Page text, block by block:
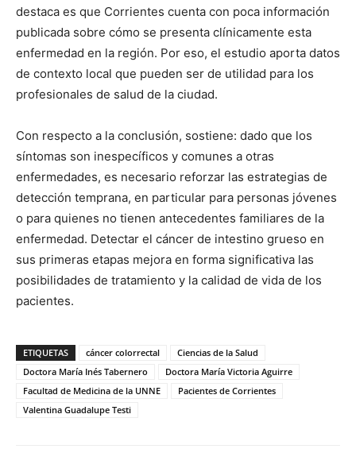
destaca es que Corrientes cuenta con poca información
publicada sobre cómo se presenta clínicamente esta
enfermedad en la región. Por eso, el estudio aporta datos
de contexto local que pueden ser de utilidad para los
profesionales de salud de la ciudad.
Con respecto a la conclusión, sostiene: dado que los
síntomas son inespecíficos y comunes a otras
enfermedades, es necesario reforzar las estrategias de
detección temprana, en particular para personas jóvenes
o para quienes no tienen antecedentes familiares de la
enfermedad. Detectar el cáncer de intestino grueso en
sus primeras etapas mejora en forma significativa las
posibilidades de tratamiento y la calidad de vida de los
pacientes.
ETIQUETAS cáncer colorrectal
Ciencias de la Salud
Doctora María Inés Tabernero
Doctora María Victoria Aguirre
Facultad de Medicina de la UNNE
Pacientes de Corrientes
Valentina Guadalupe Testi